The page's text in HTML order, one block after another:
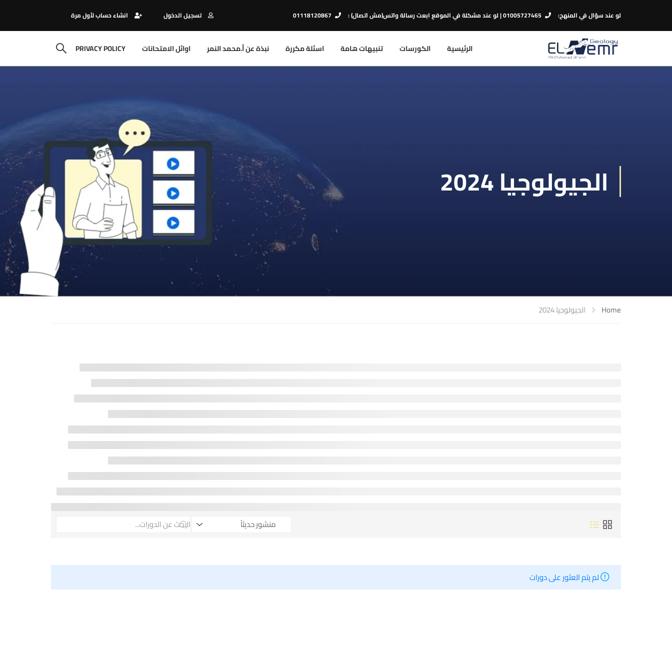
لو عند سؤال في المنهج: 01005727465| لو عند مشكلة في الموقع ابعت رسالة واتس(مش اتصال) : 01118120867 تسجيل الدخول انشاء حساب لأول مرة
الرئيسية الكورسات تنبيهات هامة اسئلة مكررة نبذة عن أ.محمد النمر اوائل الامتحانات PRIVACY POLICY
الجيولوجيا 2024
Home الجيولوجيا 2024
لم يتم العثور على دورات